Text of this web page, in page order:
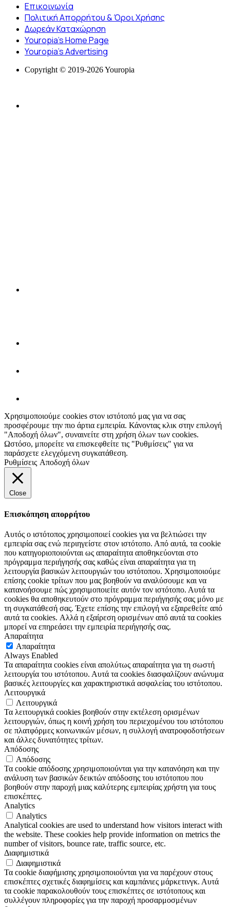
Επικοινωνία
Πολιτική Απορρήτου & Όροι Χρήσης
Δωρεάν Καταχώρηση
Youropia’s Home Page
Youropia’s Advertising
Copyright © 2019-2026 Youropia
Χρησιμοποιούμε cookies στον ιστότοπό μας για να σας
προσφέρουμε την πιο άρτια εμπειρία. Κάνοντας κλικ στην επιλογή
"Αποδοχή όλων", συναινείτε στη χρήση όλων των cookies.
Ωστόσο, μπορείτε να επισκεφθείτε τις "Ρυθμίσεις" για να
παράσχετε ελεγχόμενη συγκατάθεση.
Ρυθμίσεις Αποδοχή όλων
Close
Επισκόπηση απορρήτου
Αυτός ο ιστότοπος χρησιμοποιεί cookies για να βελτιώσει την
εμπειρία σας ενώ περιηγείστε στον ιστότοπο. Από αυτά, τα cookie
που κατηγοριοποιούνται ως απαραίτητα αποθηκεύονται στο
πρόγραμμα περιήγησής σας καθώς είναι απαραίτητα για τη
λειτουργία βασικών λειτουργιών του ιστότοπου. Χρησιμοποιούμε
επίσης cookie τρίτων που μας βοηθούν να αναλύσουμε και να
κατανοήσουμε πώς χρησιμοποιείτε αυτόν τον ιστότοπο. Αυτά τα
cookies θα αποθηκευτούν στο πρόγραμμα περιήγησής σας μόνο με
τη συγκατάθεσή σας. Έχετε επίσης την επιλογή να εξαιρεθείτε από
αυτά τα cookies. Αλλά η εξαίρεση ορισμένων από αυτά τα cookies
μπορεί να επηρεάσει την εμπειρία περιήγησής σας.
Απαραίτητα
Απαραίτητα
Always Enabled
Τα απαραίτητα cookies είναι απολύτως απαραίτητα για τη σωστή
λειτουργία του ιστότοπου. Αυτά τα cookies διασφαλίζουν ανώνυμα
βασικές λειτουργίες και χαρακτηριστικά ασφαλείας του ιστότοπου.
Λειτουργικά
Λειτουργικά
Τα λειτουργικά cookies βοηθούν στην εκτέλεση ορισμένων
λειτουργιών, όπως η κοινή χρήση του περιεχομένου του ιστότοπου
σε πλατφόρμες κοινωνικών μέσων, η συλλογή ανατροφοδοτήσεων
και άλλες δυνατότητες τρίτων.
Απόδοσης
Απόδοσης
Τα cookie απόδοσης χρησιμοποιούνται για την κατανόηση και την
ανάλυση των βασικών δεικτών απόδοσης του ιστότοπου που
βοηθούν στην παροχή μιας καλύτερης εμπειρίας χρήστη για τους
επισκέπτες.
Analytics
Analytics
Analytical cookies are used to understand how visitors interact with
the website. These cookies help provide information on metrics the
number of visitors, bounce rate, traffic source, etc.
Διαφημιστικά
Διαφημιστικά
Τα cookie διαφήμισης χρησιμοποιούνται για να παρέχουν στους
επισκέπτες σχετικές διαφημίσεις και καμπάνιες μάρκετινγκ. Αυτά
τα cookie παρακολουθούν τους επισκέπτες σε ιστότοπους και
συλλέγουν πληροφορίες για την παροχή προσαρμοσμένων